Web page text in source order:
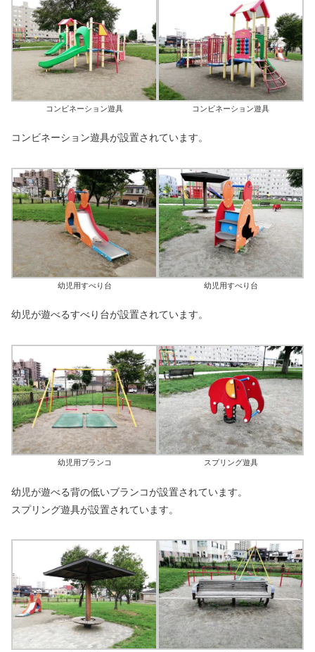
コンビネーション遊具 コンビネーション遊具
コンビネーション遊具が設置されています。
幼児用すべり台 幼児用すべり台
幼児が遊べるすべり台が設置されています。
幼児用ブランコ スプリング遊具
幼児が遊べる背の低いブランコが設置されています。
スプリング遊具が設置されています。